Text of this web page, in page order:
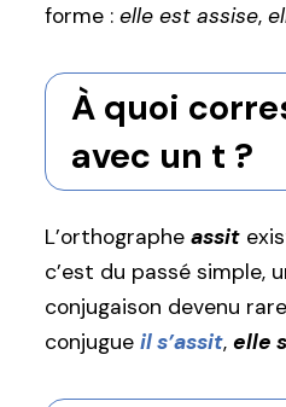
forme : elle est assise,
À quoi
avec un t ?
L’orthographe assit
c’est du passé simple,
conjugaison devenu
conjugue il s’assit, elle